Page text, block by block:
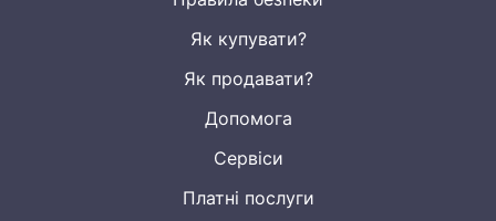
Як купувати?
Як продавати?
Допомога
Сервіси
Платні послуги